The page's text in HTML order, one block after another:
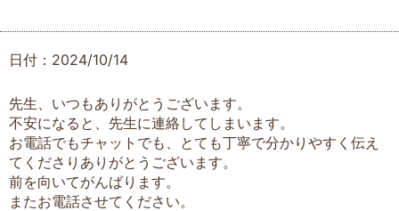
日付：2024/10/14
先生、いつもありがとうございます。
不安になると、先生に連絡してしまいます。
お電話でもチャットでも、とても丁寧で分かりやすく伝え
てくださりありがとうございます。
前を向いてがんばります。
またお電話させてください。